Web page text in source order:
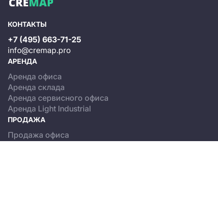
КОНТАКТЫ
+7 (495) 663-71-25
info@cremap.pro
АРЕНДА
Аренда офиса
Аренда склада
Аренда сервисного офиса
Аренда Light Industrial
ПРОДАЖА
Продажа офиса